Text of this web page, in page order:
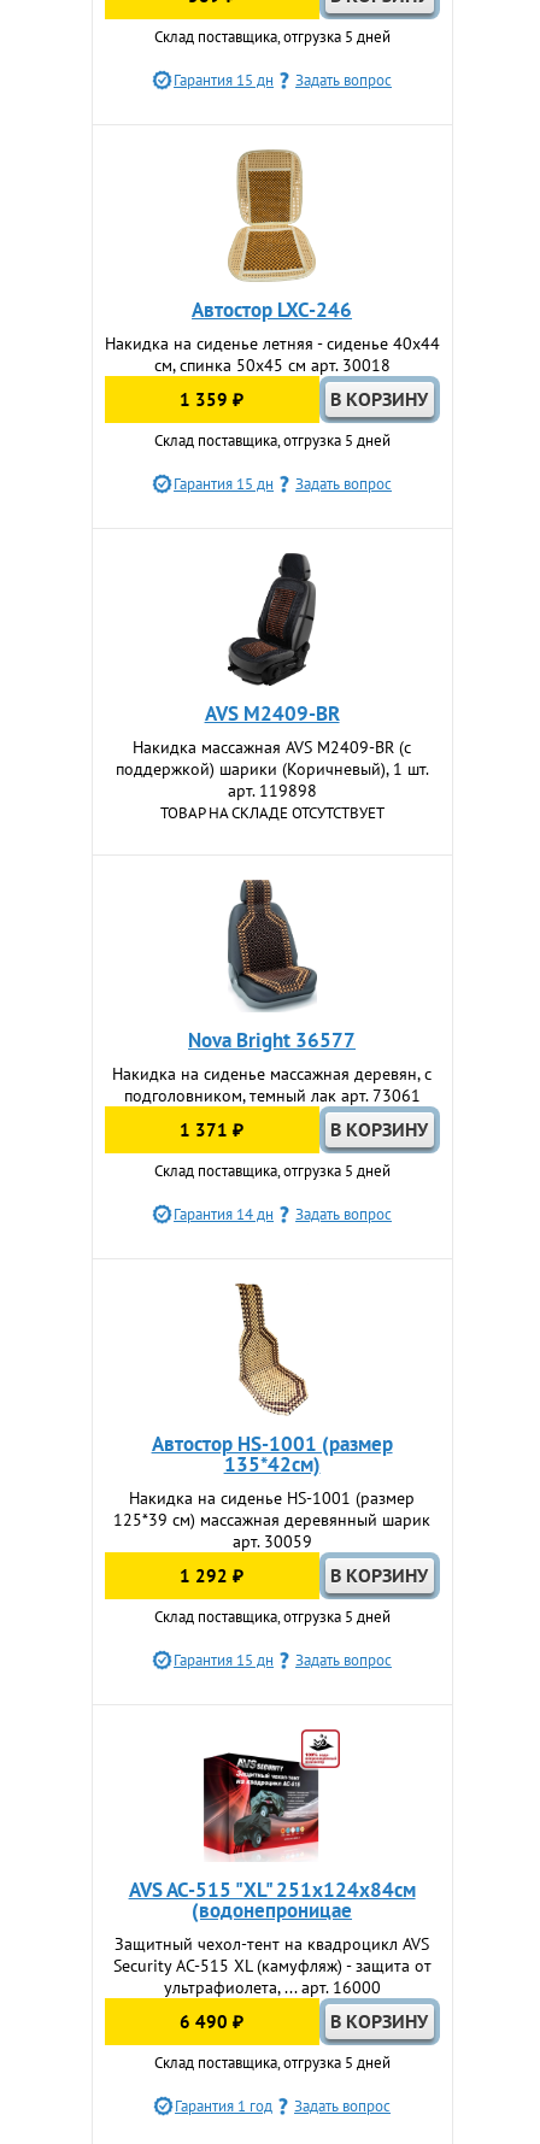
Склад поставщика, отгрузка 5 дней
Гарантия 15 дн Задать вопрос
Автостор LXC-246
Накидка на сиденье летняя - сиденье 40x44
см, спинка 50x45 см арт. 30018
1 359 ₽
Склад поставщика, отгрузка 5 дней
Гарантия 15 дн Задать вопрос
AVS M2409-BR
Накидка массажная AVS M2409-BR (с
поддержкой) шарики (Коричневый), 1 шт.
арт. 119898
ТОВАР НА СКЛАДЕ ОТСУТСТВУЕТ
Nova Bright 36577
Накидка на сиденье массажная деревян, с
подголовником, темный лак арт. 73061
1 371 ₽
Склад поставщика, отгрузка 5 дней
Гарантия 14 дн Задать вопрос
Автостор HS-1001 (размер
135*42см)
Накидка на сиденье HS-1001 (размер
125*39 см) массажная деревянный шарик
арт. 30059
1 292 ₽
Склад поставщика, отгрузка 5 дней
Гарантия 15 дн Задать вопрос
AVS AC-515 "XL" 251х124х84см
(водонепроницае
Защитный чехол-тент на квадроцикл AVS
Security AC-515 XL (камуфляж) - защита от
ультрафиолета, ... арт. 16000
6 490 ₽
Склад поставщика, отгрузка 5 дней
Гарантия 1 год Задать вопрос